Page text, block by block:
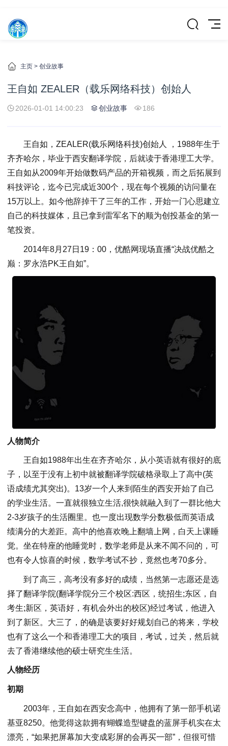
主页 > 创业故事
王自如 ZEALER（载乐网络科技）创始人
2026-01-01 14:00:23 创业故事 186
王自如，ZEALER(载乐网络科技)创始人 ，1988年生于
齐齐哈尔，毕业于西安翻译学院，后就读于香港理工大学。
王自如从2009年开始做数码产品的开箱视频，而之后拓展到
科技评论，迄今已完成近300个，现在每个视频的访问量在
15万以上。如今他辞掉干了三年的工作，开始一门心思建立
自己的科技媒体，且已拿到雷军名下的顺为创投基金的第一
笔投资。
2014年8月27日19：00，优酷网现场直播“决战优酷之
巅：罗永浩PK王自如”。
人物简介
王自如1988年出生在齐齐哈尔，从小英语就有很好的底
子，以至于没有上初中就被翻译学院破格录取上了高中(英
语成绩尤其突出)。13岁一个人来到陌生的西安开始了自己
的学业生活。一直就很独立生活,很快就融入到了一群比他大
2-3岁孩子的生活圈里。也一度出现数学分数极低而英语成
绩满分的大差距。高中的他喜欢晚上翻墙上网，白天上课睡
觉。坐在特座的他睡觉时，数学老师是从来不闻不问的，可
也有令人惊喜的时候，数学考试不抄，竟然也考70多分。
到了高三，高考没有多好的成绩，当然第一志愿还是选
择了翻译学院(翻译学院分三个校区:西区，统招生;东区，自
考生;新区，英语好，有机会外出的校区)经过考试，他进入
到了新区。大三了，的确是该要好好规划自己的将来，学校
也有了这么一个和香港理工大的项目，考试，过关，然后就
去了香港继续他的硕士研究生生活。
人物经历
初期
2003年，王自如在西安念高中，他拥有了第一部手机诺
基亚8250。他觉得这款拥有蝴蝶造型键盘的蓝屏手机实在太
漂亮，“如果把屏幕加大变成彩屏的会再买一部”，但很可惜